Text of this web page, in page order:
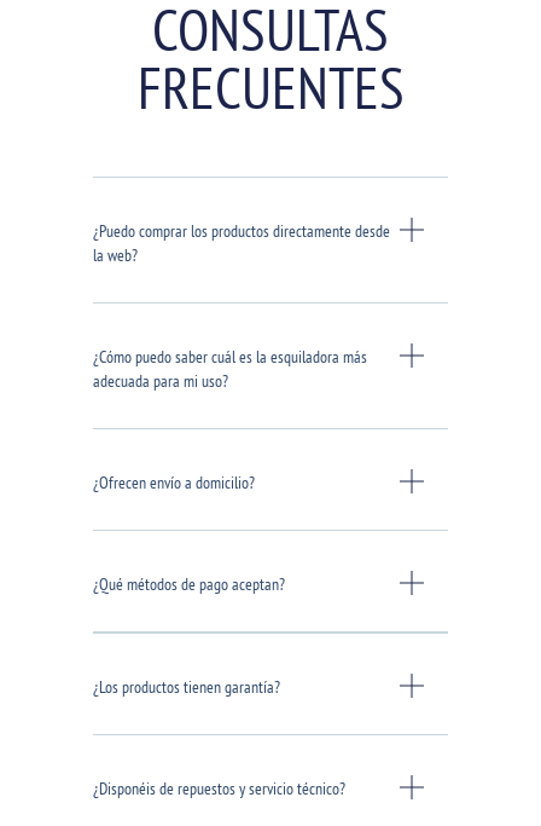
CONSULTAS
FRECUENTES
¿Puedo comprar los productos directamente desde
la web?
¿Cómo puedo saber cuál es la esquiladora más
adecuada para mi uso?
¿Ofrecen envío a domicilio?
¿Qué métodos de pago aceptan?
¿Los productos tienen garantía?
¿Disponéis de repuestos y servicio técnico?